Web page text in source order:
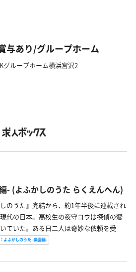
与あり/グループホーム
グループホーム横浜宮沢2
- (よふかしのうた らくえんへん)
のうた』完結から、約1年半後に連載され
代の日本。高校生の夜守コウは探偵の鶯
ていた。ある日二人は奇妙な依頼を受
よふかしのうた -楽園編-